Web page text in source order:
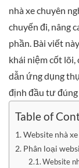
nhà xe chuyên
chuyến đi, nâng
phần. Bài viết
khái niệm cốt
dẫn ứng dụng
định đầu tư đúng
Table of
Website nhà
Phân loại
Website